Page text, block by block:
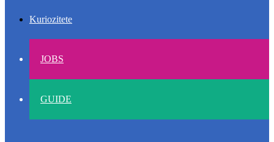
Kuriozitete
JOBS
GUIDE